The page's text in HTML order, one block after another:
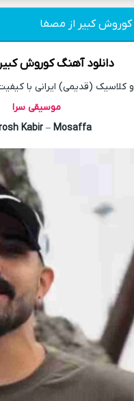
کوروش کبیر از مصفا
دانلود آهنگکوروش کبیر
(قدیمی) ایرانی با
موسیقی سرا
Kabir– Mosaffa